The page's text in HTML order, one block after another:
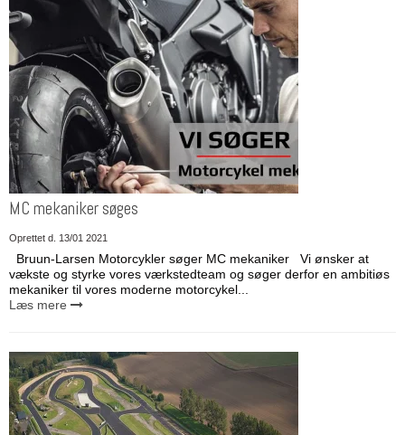
MC mekaniker søges
Oprettet d. 13/01 2021
Bruun-Larsen Motorcykler søger MC mekaniker Vi ønsker at
vækste og styrke vores værkstedteam og søger derfor en ambitiøs
mekaniker til vores moderne motorcykel...
Læs mere